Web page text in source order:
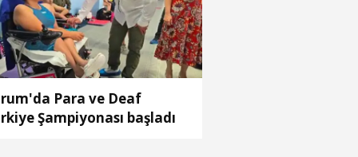
Para ve Deaf
Şampiyonası başladı